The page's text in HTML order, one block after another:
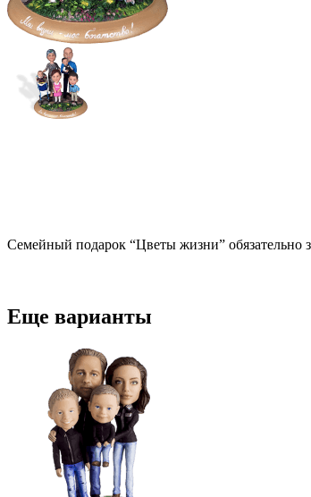
Семейный подарок “Цветы жизни” обязательно
Еще варианты